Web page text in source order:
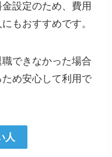
設定のため、費用
もおすすめです。
できなかった場合
め安心して利用で
人